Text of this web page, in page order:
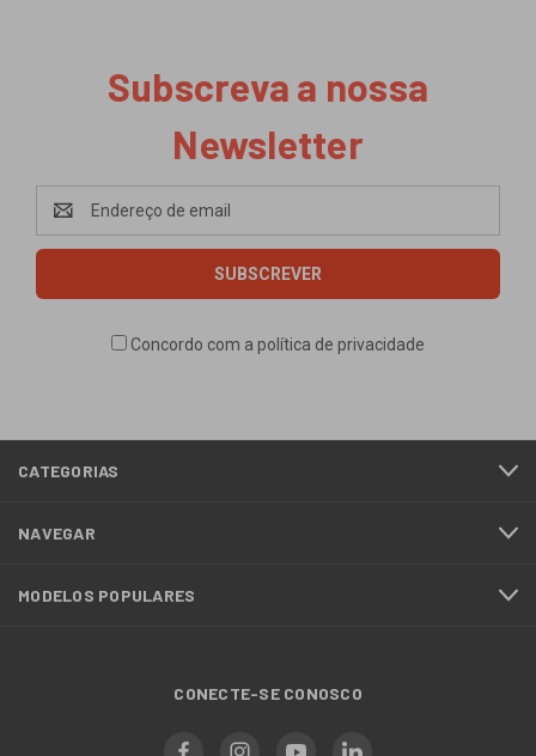
Subscreva a nossa
Newsletter
Endereço
de
email
Concordo com a política de privacidade
CATEGORIAS
NAVEGAR
MODELOS POPULARES
CONECTE-SE CONOSCO